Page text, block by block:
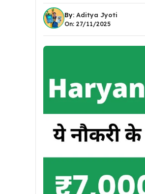
By: Aditya Jyoti
On: 27/11/2025